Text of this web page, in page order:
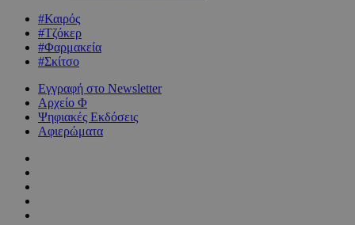
#Καιρός
#Τζόκερ
#Φαρμακεία
#Σκίτσο
Εγγραφή στο Newsletter
Αρχείο Φ
Ψηφιακές Εκδόσεις
Αφιερώματα